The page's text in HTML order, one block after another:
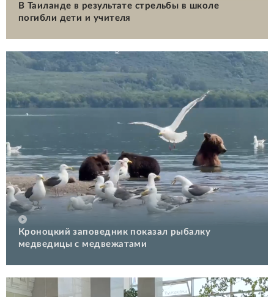
В Таиланде в результате стрельбы в школе
погибли дети и учителя
Кроноцкий заповедник показал рыбалку
медведицы с медвежатами